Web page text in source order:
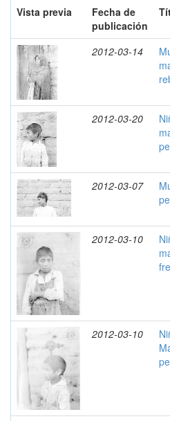
Vista previa
Fecha de
publicación
2012-03-14
2012-03-20
2012-03-07
2012-03-10
2012-03-10